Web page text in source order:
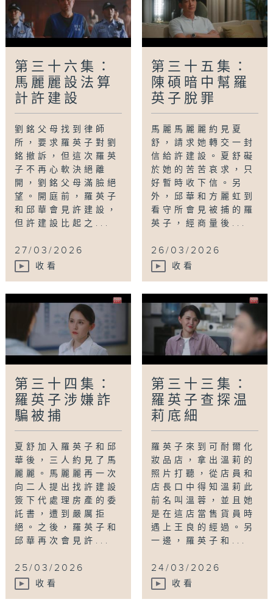
第三十六集：
馬麗麗設法算
計許建設
劉銘父母找到律師
所，要求羅英子對劉
銘撤訴，但這次羅英
子不再心軟決絕離
開，劉銘父母滿臉絕
望。開庭前，羅英子
和邱華會見許建設，
但許建設比起之...
27/03/2026
收看
第三十五集：
陳碩暗中幫羅
英子脫罪
馬麗馬麗麗約見夏
舒，請求她轉交一封
信給許建設。夏舒礙
於她的苦苦哀求，只
好暫時收下信。另
外，邱華和方麗虹到
看守所會見被捕的羅
英子，經商量後...
26/03/2026
收看
第三十四集：
羅英子涉嫌詐
騙被捕
夏舒加入羅英子和邱
華後，三人約見了馬
麗麗。馬麗麗再一次
向二人提出找許建設
簽下代處理房產的委
託書，遭到嚴厲拒
絕。之後，羅英子和
邱華再次會見許...
25/03/2026
收看
第三十三集：
羅英子查探温
莉底細
羅英子來到可耐爾化
妝品店，拿出溫莉的
照片打聽，從店員和
店長口中得知溫莉此
前名叫溫蓉，並且她
是在這店當售貨員時
遇上王良的經過。另
一邊，羅英子和...
24/03/2026
收看